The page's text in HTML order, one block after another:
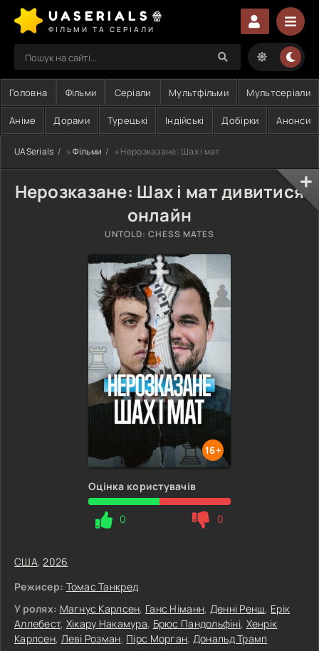
UASERIALS🍿
ФІЛЬМИ ТА СЕРІАЛИ
Головна Фільми Серіали Мультфільми Мультсеріали
Аніме Дорами Турецькі Індійські Добірки Анонси
UASerials » Фільми » Нерозказане: Шах і мат
Нерозказане: Шах і мат дивитися
онлайн
UNTOLD: CHESS MATES
16+
Оцінка користувачів
0 0
США,2026
Режисер: Томас Танкред
У ролях: Магнус Карлсен, Ганс Німанн, Денні Ренш, Ерік
Аллебест, Хікару Накамура, Брюс Пандольфіні, Хенрік
Карлсен, Леві Розман, Пірс Морган, Дональд Трамп